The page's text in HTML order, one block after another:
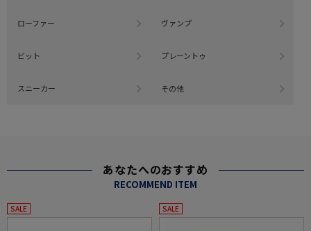
ローファー ヴァンプ
ビット プレーントゥ
スニーカー その他
あなたへのおすすめ
RECOMMEND ITEM
SALE SALE